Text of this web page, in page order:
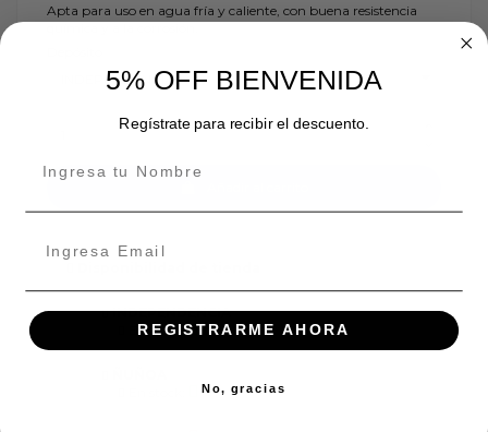
Apta para uso en agua fría y caliente, con buena resistencia
química y a la corrosión.
INDEPENDENCIA
En stock:
5% OFF BIENVENIDA
Regístrate para recibir el descuento.
REGISTRARME AHORA
No, gracias